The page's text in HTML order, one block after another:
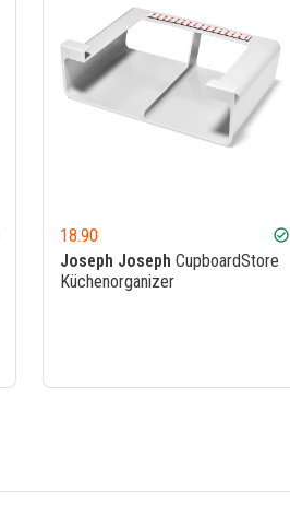
18.90 check_circle
Joseph Joseph CupboardStore
Küchenorganizer